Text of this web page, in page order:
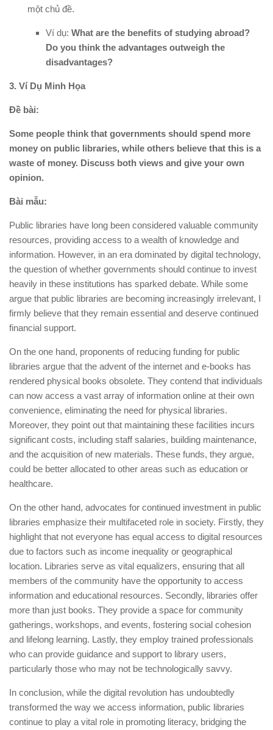
một chủ đề.
Ví dụ: What are the benefits of studying abroad?
Do you think the advantages outweigh the
disadvantages?
3. Ví Dụ Minh Họa
Đề bài:
Some people think that governments should spend more
money on public libraries, while others believe that this is a
waste of money. Discuss both views and give your own
opinion.
Bài mẫu:
Public libraries have long been considered valuable community
resources, providing access to a wealth of knowledge and
information. However, in an era dominated by digital technology,
the question of whether governments should continue to invest
heavily in these institutions has sparked debate. While some
argue that public libraries are becoming increasingly irrelevant, I
firmly believe that they remain essential and deserve continued
financial support.
On the one hand, proponents of reducing funding for public
libraries argue that the advent of the internet and e-books has
rendered physical books obsolete. They contend that individuals
can now access a vast array of information online at their own
convenience, eliminating the need for physical libraries.
Moreover, they point out that maintaining these facilities incurs
significant costs, including staff salaries, building maintenance,
and the acquisition of new materials. These funds, they argue,
could be better allocated to other areas such as education or
healthcare.
On the other hand, advocates for continued investment in public
libraries emphasize their multifaceted role in society. Firstly, they
highlight that not everyone has equal access to digital resources
due to factors such as income inequality or geographical
location. Libraries serve as vital equalizers, ensuring that all
members of the community have the opportunity to access
information and educational resources. Secondly, libraries offer
more than just books. They provide a space for community
gatherings, workshops, and events, fostering social cohesion
and lifelong learning. Lastly, they employ trained professionals
who can provide guidance and support to library users,
particularly those who may not be technologically savvy.
In conclusion, while the digital revolution has undoubtedly
transformed the way we access information, public libraries
continue to play a vital role in promoting literacy, bridging the